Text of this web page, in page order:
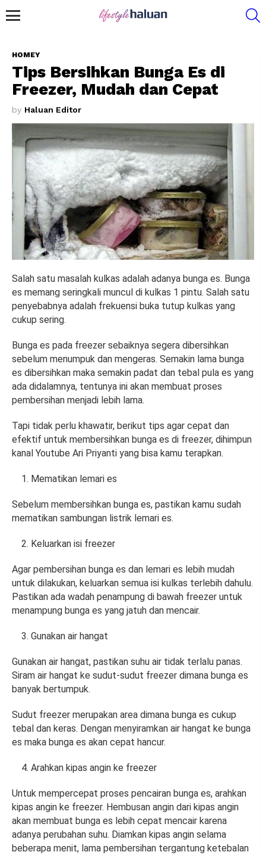
HOMEY
Tips Bersihkan Bunga Es di
Freezer, Mudah dan Cepat
by Haluan Editor
Salah satu masalah kulkas adalah adanya bunga es. Bunga
es memang seringkali muncul di kulkas 1 pintu. Salah satu
penyebabnya adalah frekuensi buka tutup kulkas yang
cukup sering.
Bunga es pada freezer sebaiknya segera dibersihkan
sebelum menumpuk dan mengeras. Semakin lama bunga
es dibersihkan maka semakin padat dan tebal pula es yang
ada didalamnya, tentunya ini akan membuat proses
pembersihan menjadi lebih lama.
Tapi tidak perlu khawatir, berikut tips agar cepat dan
efektif untuk membersihkan bunga es di freezer, dihimpun
kanal Youtube Ari Priyanti yang bisa kamu terapkan.
Mematikan lemari es
Sebelum membersihkan bunga es, pastikan kamu sudah
mematikan sambungan listrik lemari es.
Keluarkan isi freezer
Agar pembersihan bunga es dan lemari es lebih mudah
untuk dilakukan, keluarkan semua isi kulkas terlebih dahulu.
Pastikan ada wadah penampung di bawah freezer untuk
menampung bunga es yang jatuh dan mencair.
Gunakan air hangat
Gunakan air hangat, pastikan suhu air tidak terlalu panas.
Siram air hangat ke sudut-sudut freezer dimana bunga es
banyak bertumpuk.
Sudut freezer merupakan area dimana bunga es cukup
tebal dan keras. Dengan menyiramkan air hangat ke bunga
es maka bunga es akan cepat hancur.
Arahkan kipas angin ke freezer
Untuk mempercepat proses pencairan bunga es, arahkan
kipas angin ke freezer. Hembusan angin dari kipas angin
akan membuat bunga es lebih cepat mencair karena
adanya perubahan suhu. Diamkan kipas angin selama
beberapa menit, lama pembersihan tergantung ketebalan